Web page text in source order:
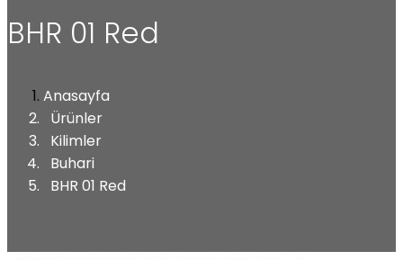
BHR 01 Red
Anasayfa
Ürünler
Kilimler
Buhari
BHR 01 Red